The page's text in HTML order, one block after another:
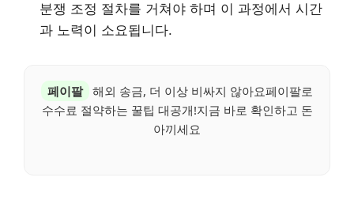
분쟁 조정 절차를 거쳐야 하며 이 과정에서 시간
과 노력이 소요됩니다.
페이팔 해외 송금, 더 이상 비싸지 않아요페이팔로
수수료 절약하는 꿀팁 대공개!지금 바로 확인하고 돈
아끼세요